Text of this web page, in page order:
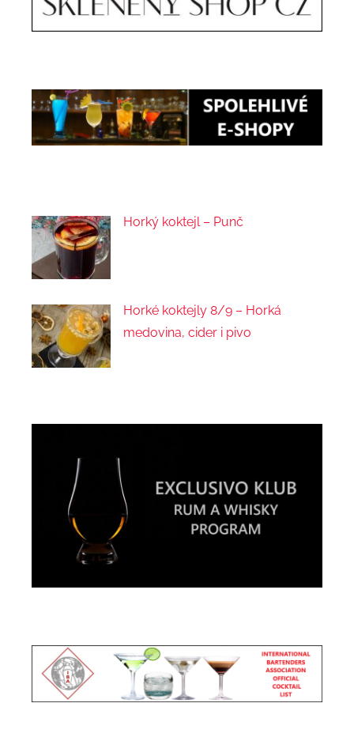
Horký koktejl – Punč
Horké koktejly 8/9 – Horká
medovina, cider i pivo